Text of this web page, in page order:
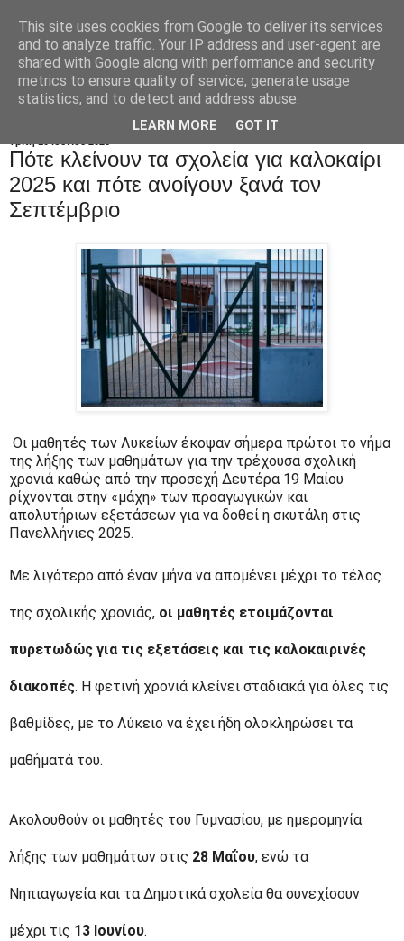
Πότε κλείνουν τα σχολεία για καλοκαίρι
2025 και πότε ανοίγουν ξανά τον
Σεπτέμβριο
Οι μαθητές των Λυκείων έκοψαν σήμερα πρώτοι το νήμα
της λήξης των μαθημάτων για την τρέχουσα σχολική
χρονιά καθώς από την προσεχή Δευτέρα 19 Μαίου
ρίχνονται στην «μάχη» των προαγωγικών και
απολυτήριων εξετάσεων για να δοθεί η σκυτάλη στις
Πανελλήνιες 2025.
Με λιγότερο από έναν μήνα να απομένει μέχρι το τέλος
της σχολικής χρονιάς, οι μαθητές ετοιμάζονται
πυρετωδώς για τις εξετάσεις και τις καλοκαιρινές
διακοπές. Η φετινή χρονιά κλείνει σταδιακά για όλες τις
βαθμίδες, με το Λύκειο να έχει ήδη ολοκληρώσει τα
μαθήματά του.
Ακολουθούν οι μαθητές του Γυμνασίου, με ημερομηνία
λήξης των μαθημάτων στις 28 Μαΐου, ενώ τα
Νηπιαγωγεία και τα Δημοτικά σχολεία θα συνεχίσουν
μέχρι τις 13 Ιουνίου.
This site uses cookies from Google to deliver its services
and to analyze traffic. Your IP address and user-agent are
shared with Google along with performance and security
metrics to ensure quality of service, generate usage
statistics, and to detect and address abuse.
LEARN MORE GOT IT